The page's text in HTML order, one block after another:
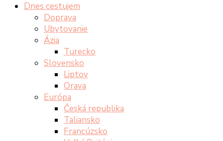
Dnes cestujem
Doprava
Ubytovanie
Ázia
Turecko
Slovensko
Liptov
Orava
Európa
Česká republika
Taliansko
Francúzsko